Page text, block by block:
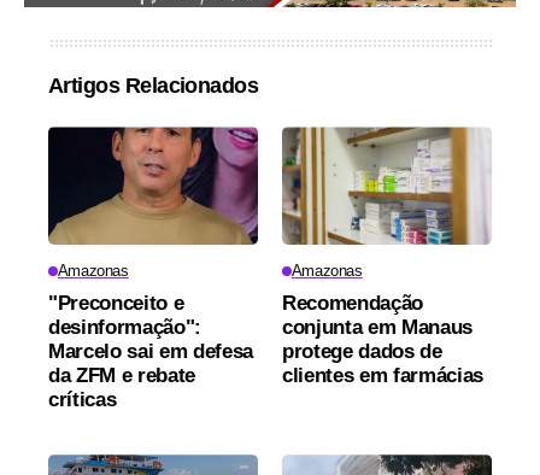
Artigos Relacionados
Amazonas
"Preconceito e
desinformação":
Marcelo sai em defesa
da ZFM e rebate
críticas
Amazonas
Recomendação
conjunta em Manaus
protege dados de
clientes em farmácias